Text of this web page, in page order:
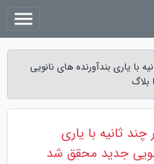
با یاری بندآورنده های نانویی
ثانیه با یاری
جدید محقق شد